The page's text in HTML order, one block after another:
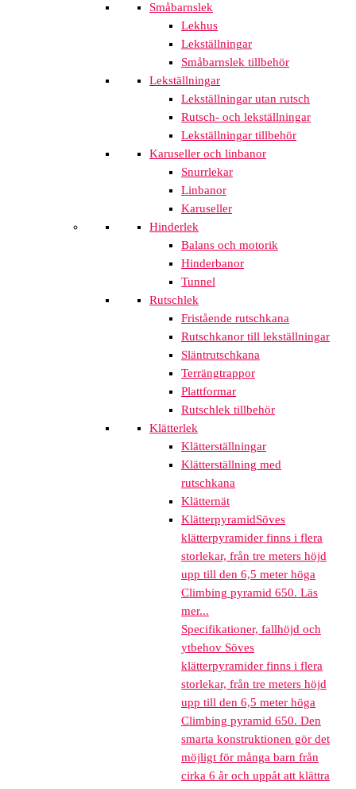
Småbarnslek
Lekhus
Lekställningar
Småbarnslek tillbehör
Lekställningar
Lekställningar utan rutsch
Rutsch- och lekställningar
Lekställningar tillbehör
Karuseller och linbanor
Snurrlekar
Linbanor
Karuseller
Hinderlek
Balans och motorik
Hinderbanor
Tunnel
Rutschlek
Fristående rutschkana
Rutschkanor till lekställningar
Släntrutschkana
Terrängtrappor
Plattformar
Rutschlek tillbehör
Klätterlek
Klätterställningar
Klätterställning med
rutschkana
Klätternät
KlätterpyramidSöves
klätterpyramider finns i flera
storlekar, från tre meters höjd
upp till den 6,5 meter höga
Climbing pyramid 650. Läs
mer...
Specifikationer, fallhöjd och
ytbehov Söves
klätterpyramider finns i flera
storlekar, från tre meters höjd
upp till den 6,5 meter höga
Climbing pyramid 650. Den
smarta konstruktionen gör det
möjligt för många barn från
cirka 6 år och uppåt att klättra